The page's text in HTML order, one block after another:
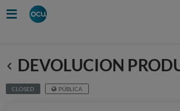
Anterior
DEVOLUCION
CLOSED PÚBLICA